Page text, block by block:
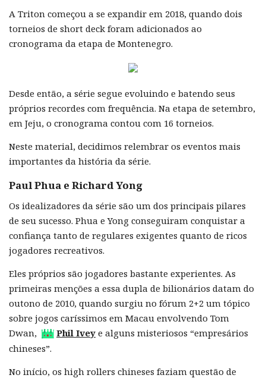
A Triton começou a se expandir em 2018, quando dois
torneios de short deck foram adicionados ao
cronograma da etapa de Montenegro.
Desde então, a série segue evoluindo e batendo seus
próprios recordes com frequência. Na etapa de setembro,
em Jeju, o cronograma contou com 16 torneios.
Neste material, decidimos relembrar os eventos mais
importantes da história da série.
Paul Phua e Richard Yong
Os idealizadores da série são um dos principais pilares
de seu sucesso. Phua e Yong conseguiram conquistar a
confiança tanto de regulares exigentes quanto de ricos
jogadores recreativos.
Eles próprios são jogadores bastante experientes. As
primeiras menções a essa dupla de bilionários datam do
outono de 2010, quando surgiu no fórum 2+2 um tópico
sobre jogos caríssimos em Macau envolvendo Tom
Dwan,
Phil Ivey e alguns misteriosos “empresários
chineses”.
No início, os high rollers chineses faziam questão de